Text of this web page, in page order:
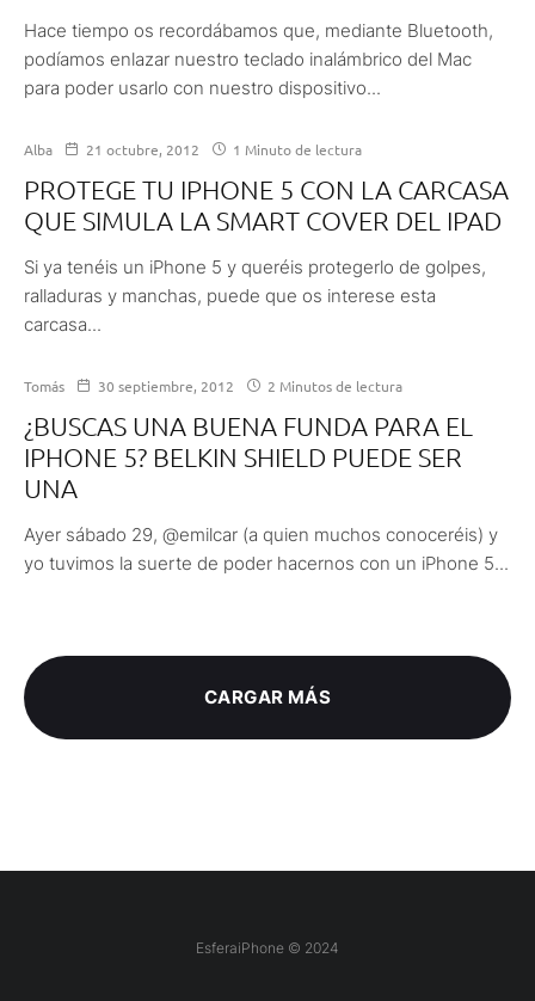
Hace tiempo os recordábamos que, mediante Bluetooth,
podíamos enlazar nuestro teclado inalámbrico del Mac
para poder usarlo con nuestro dispositivo...
Alba 21 octubre, 2012 1 Minuto de lectura
PROTEGE TU IPHONE 5 CON LA CARCASA
QUE SIMULA LA SMART COVER DEL IPAD
Si ya tenéis un iPhone 5 y queréis protegerlo de golpes,
ralladuras y manchas, puede que os interese esta
carcasa...
Tomás 30 septiembre, 2012 2 Minutos de lectura
¿BUSCAS UNA BUENA FUNDA PARA EL
IPHONE 5? BELKIN SHIELD PUEDE SER
UNA
Ayer sábado 29, @emilcar (a quien muchos conoceréis) y
yo tuvimos la suerte de poder hacernos con un iPhone 5...
CARGAR MÁS
EsferaiPhone © 2024